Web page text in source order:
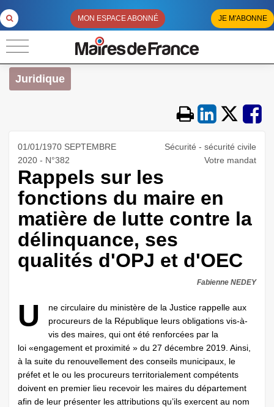
MON ESPACE ABONNÉ JE M'ABONNE
Juridique
01/01/1970 SEPTEMBRE
2020 - N°382
Sécurité - sécurité civile
Votre mandat
Rappels sur les
fonctions du maire en
matière de lutte contre la
délinquance, ses
qualités d'OPJ et d'OEC
Fabienne NEDEY
U
ne circulaire du ministère de la Justice rappelle aux
procureurs de la République leurs obligations vis-à-
vis des maires, qui ont été renforcées par la
loi «engagement et proximité » du 27 décembre 2019. Ainsi,
à la suite du renouvellement des conseils municipaux, le
préfet et le ou les procureurs territorialement compétents
doivent en premier lieu recevoir les maires du département
afin de leur présenter les attributions qu’ils exercent au nom